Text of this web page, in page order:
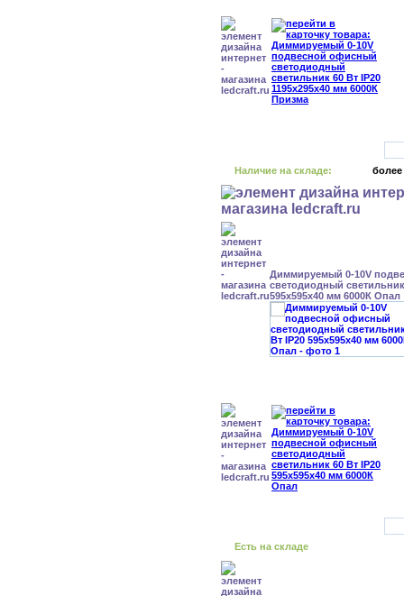
Наличие на складе: более
Диммируемый 0-10V
светодиодный
595x595x40 мм 6000К Опал
Есть на складе